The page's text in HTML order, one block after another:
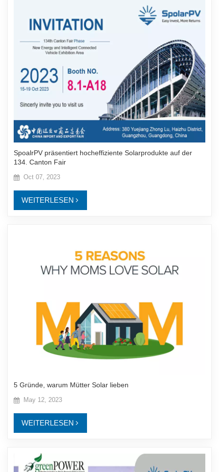
SpoalrPV präsentiert hocheffiziente Solarprodukte auf der
134. Canton Fair
Oct 07, 2023
WEITERLESEN
5 Gründe, warum Mütter Solar lieben
May 12, 2023
WEITERLESEN